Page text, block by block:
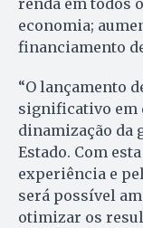
economia;
financiamento
“O lançamento
significativo em
dinamização da
Estado. Com
experiência e
será possível
otimizar os